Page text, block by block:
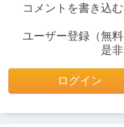
コメントを書き込
ユーザー登録（無
是
ログイン